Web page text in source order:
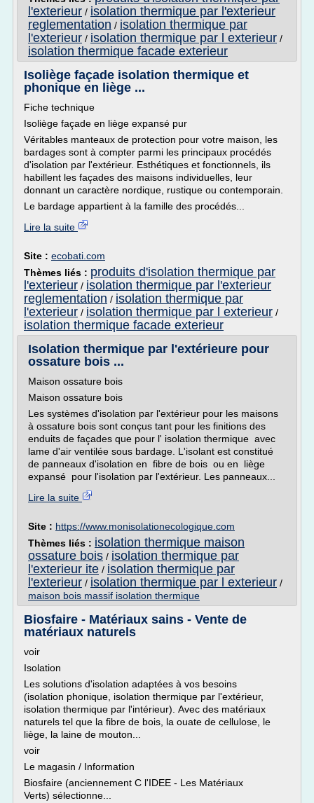
l'exterieur / isolation thermique par l'exterieur
reglementation / isolation thermique par
l'exterieur / isolation thermique par l exterieur /
isolation thermique facade exterieur
Isoliège façade isolation thermique et
phonique en liège ...
Fiche technique
Isoliège façade en liège expansé pur
Véritables manteaux de protection pour votre maison, les
bardages sont à compter parmi les principaux procédés
d'isolation par l'extérieur. Esthétiques et fonctionnels, ils
habillent les façades des maisons individuelles, leur
donnant un caractère nordique, rustique ou contemporain.
Le bardage appartient à la famille des procédés...
Lire la suite
Site : ecobati.com
Thèmes liés : produits d'isolation thermique par
l'exterieur / isolation thermique par l'exterieur
reglementation / isolation thermique par
l'exterieur / isolation thermique par l exterieur /
isolation thermique facade exterieur
Isolation thermique par l'extérieure pour
ossature bois ...
Maison ossature bois
Maison ossature bois
Les systèmes d'isolation par l'extérieur pour les maisons
à ossature bois sont conçus tant pour les finitions des
enduits de façades que pour l' isolation thermique avec
lame d'air ventilée sous bardage. L'isolant est constitué
de panneaux d'isolation en fibre de bois ou en liège
expansé pour l'isolation par l'extérieur. Les panneaux...
Lire la suite
Site : https://www.monisolationecologique.com
Thèmes liés : isolation thermique maison
ossature bois / isolation thermique par
l'exterieur ite / isolation thermique par
l'exterieur / isolation thermique par l exterieur /
maison bois massif isolation thermique
Biosfaire - Matériaux sains - Vente de
matériaux naturels
voir
Isolation
Les solutions d'isolation adaptées à vos besoins
(isolation phonique, isolation thermique par l'extérieur,
isolation thermique par l'intérieur). Avec des matériaux
naturels tel que la fibre de bois, la ouate de cellulose, le
liège, la laine de mouton...
voir
Le magasin / Information
Biosfaire (anciennement C l'IDEE - Les Matériaux
Verts) sélectionne...